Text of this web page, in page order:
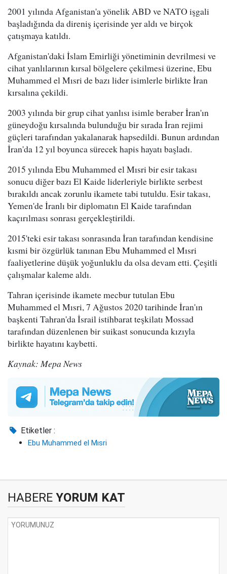
2001 yılında Afganistan'a yönelik ABD ve NATO işgali
başladığında da direniş içerisinde yer aldı ve birçok
çatışmaya katıldı.
Afganistan'daki İslam Emirliği yönetiminin devrilmesi ve
cihat yanlılarının kırsal bölgelere çekilmesi üzerine, Ebu
Muhammed el Mısri de bazı lider isimlerle birlikte İran
kırsalına çekildi.
2003 yılında bir grup cihat yanlısı isimle beraber İran'ın
güneydoğu kırsalında bulunduğu bir sırada İran rejimi
güçleri tarafından yakalanarak hapsedildi. Bunun ardından
İran'da 12 yıl boyunca sürecek hapis hayatı başladı.
2015 yılında Ebu Muhammed el Mısri bir esir takası
sonucu diğer bazı El Kaide liderleriyle birlikte serbest
bırakıldı ancak zorunlu ikamete tabi tutuldu. Esir takası,
Yemen'de İranlı bir diplomatın El Kaide tarafından
kaçırılması sonrası gerçekleştirildi.
2015'teki esir takası sonrasında İran tarafından kendisine
kısmi bir özgürlük tanınan Ebu Muhammed el Mısri
faaliyetlerine düşük yoğunluklu da olsa devam etti. Çeşitli
çalışmalar kaleme aldı.
Tahran içerisinde ikamete mecbur tutulan Ebu
Muhammed el Mısri, 7 Ağustos 2020 tarihinde İran'ın
başkenti Tahran'da İsrail istihbarat teşkilatı Mossad
tarafından düzenlenen bir suikast sonucunda kızıyla
birlikte hayatını kaybetti.
Kaynak: Mepa News
Etiketler :
Ebu Muhammed el Mısri
HABERE YORUM KAT